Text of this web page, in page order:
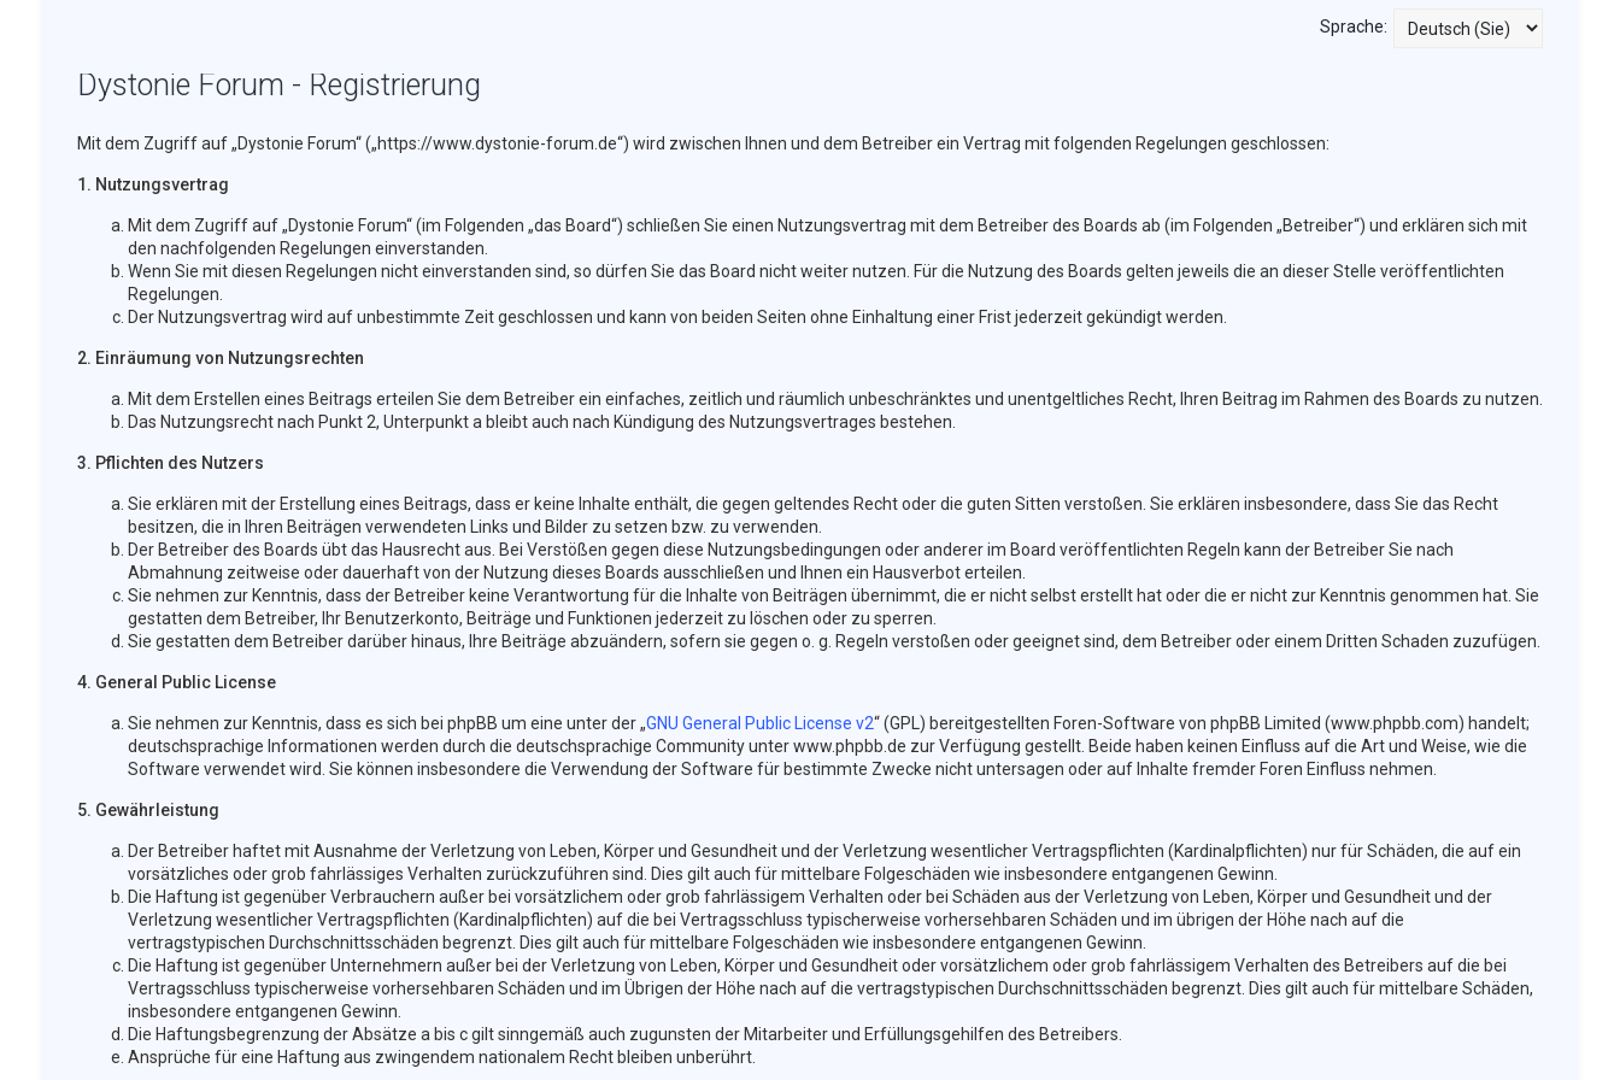
Sprache:
Dystonie Forum - Registrierung
Mit dem Zugriff auf „Dystonie Forum“ („https://www.dystonie-forum.de“) wird zwischen Ihnen und dem Betreiber ein Vertrag mit folgenden Regelungen geschlossen:
1. Nutzungsvertrag
Mit dem Zugriff auf „Dystonie Forum“ (im Folgenden „das Board“) schließen Sie einen Nutzungsvertrag mit dem Betreiber des Boards ab (im Folgenden „Betreiber“) und erklären sich mit
den nachfolgenden Regelungen einverstanden.
Wenn Sie mit diesen Regelungen nicht einverstanden sind, so dürfen Sie das Board nicht weiter nutzen. Für die Nutzung des Boards gelten jeweils die an dieser Stelle veröffentlichten
Regelungen.
Der Nutzungsvertrag wird auf unbestimmte Zeit geschlossen und kann von beiden Seiten ohne Einhaltung einer Frist jederzeit gekündigt werden.
2. Einräumung von Nutzungsrechten
Mit dem Erstellen eines Beitrags erteilen Sie dem Betreiber ein einfaches, zeitlich und räumlich unbeschränktes und unentgeltliches Recht, Ihren Beitrag im Rahmen des Boards zu nutzen.
Das Nutzungsrecht nach Punkt 2, Unterpunkt a bleibt auch nach Kündigung des Nutzungsvertrages bestehen.
3. Pflichten des Nutzers
Sie erklären mit der Erstellung eines Beitrags, dass er keine Inhalte enthält, die gegen geltendes Recht oder die guten Sitten verstoßen. Sie erklären insbesondere, dass Sie das Recht
besitzen, die in Ihren Beiträgen verwendeten Links und Bilder zu setzen bzw. zu verwenden.
Der Betreiber des Boards übt das Hausrecht aus. Bei Verstößen gegen diese Nutzungsbedingungen oder anderer im Board veröffentlichten Regeln kann der Betreiber Sie nach
Abmahnung zeitweise oder dauerhaft von der Nutzung dieses Boards ausschließen und Ihnen ein Hausverbot erteilen.
Sie nehmen zur Kenntnis, dass der Betreiber keine Verantwortung für die Inhalte von Beiträgen übernimmt, die er nicht selbst erstellt hat oder die er nicht zur Kenntnis genommen hat. Sie
gestatten dem Betreiber, Ihr Benutzerkonto, Beiträge und Funktionen jederzeit zu löschen oder zu sperren.
Sie gestatten dem Betreiber darüber hinaus, Ihre Beiträge abzuändern, sofern sie gegen o. g. Regeln verstoßen oder geeignet sind, dem Betreiber oder einem Dritten Schaden zuzufügen.
4. General Public License
Sie nehmen zur Kenntnis, dass es sich bei phpBB um eine unter der „GNU General Public License v2“ (GPL) bereitgestellten Foren-Software von phpBB Limited (www.phpbb.com) handelt;
deutschsprachige Informationen werden durch die deutschsprachige Community unter www.phpbb.de zur Verfügung gestellt. Beide haben keinen Einfluss auf die Art und Weise, wie die
Software verwendet wird. Sie können insbesondere die Verwendung der Software für bestimmte Zwecke nicht untersagen oder auf Inhalte fremder Foren Einfluss nehmen.
5. Gewährleistung
Der Betreiber haftet mit Ausnahme der Verletzung von Leben, Körper und Gesundheit und der Verletzung wesentlicher Vertragspflichten (Kardinalpflichten) nur für Schäden, die auf ein
vorsätzliches oder grob fahrlässiges Verhalten zurückzuführen sind. Dies gilt auch für mittelbare Folgeschäden wie insbesondere entgangenen Gewinn.
Die Haftung ist gegenüber Verbrauchern außer bei vorsätzlichem oder grob fahrlässigem Verhalten oder bei Schäden aus der Verletzung von Leben, Körper und Gesundheit und der
Verletzung wesentlicher Vertragspflichten (Kardinalpflichten) auf die bei Vertragsschluss typischerweise vorhersehbaren Schäden und im übrigen der Höhe nach auf die
vertragstypischen Durchschnittsschäden begrenzt. Dies gilt auch für mittelbare Folgeschäden wie insbesondere entgangenen Gewinn.
Die Haftung ist gegenüber Unternehmern außer bei der Verletzung von Leben, Körper und Gesundheit oder vorsätzlichem oder grob fahrlässigem Verhalten des Betreibers auf die bei
Vertragsschluss typischerweise vorhersehbaren Schäden und im Übrigen der Höhe nach auf die vertragstypischen Durchschnittsschäden begrenzt. Dies gilt auch für mittelbare Schäden,
insbesondere entgangenen Gewinn.
Die Haftungsbegrenzung der Absätze a bis c gilt sinngemäß auch zugunsten der Mitarbeiter und Erfüllungsgehilfen des Betreibers.
Ansprüche für eine Haftung aus zwingendem nationalem Recht bleiben unberührt.